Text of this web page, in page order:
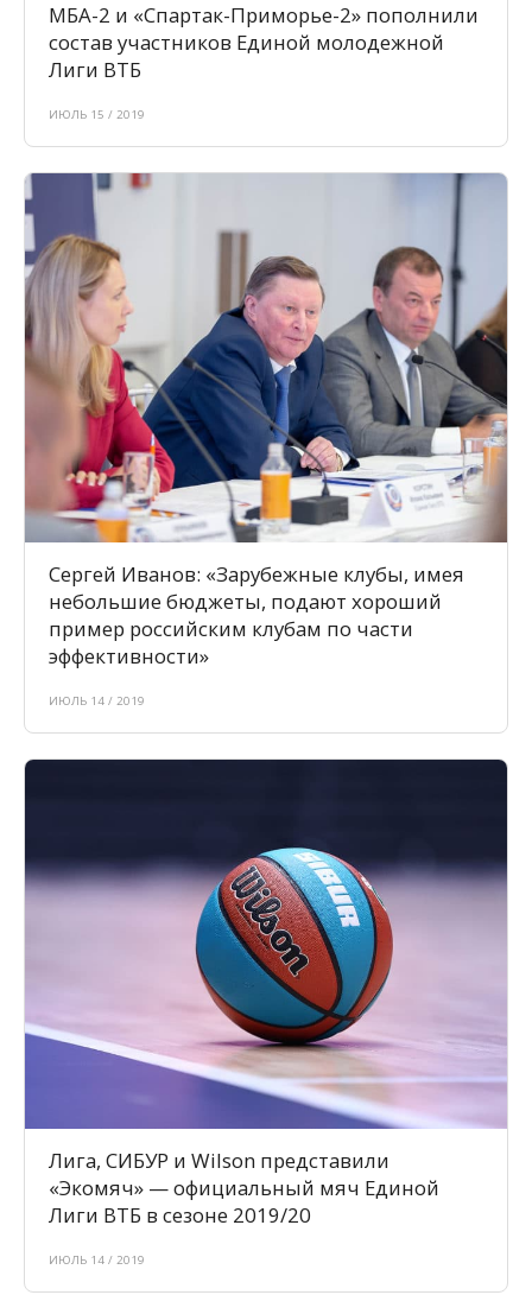
МБА-2 и «Спартак-Приморье-2» пополнили
состав участников Единой молодежной
Лиги ВТБ
ИЮЛЬ 15 / 2019
Сергей Иванов: «Зарубежные клубы, имея
небольшие бюджеты, подают хороший
пример российским клубам по части
эффективности»
ИЮЛЬ 14 / 2019
Лига, СИБУР и Wilson представили
«Экомяч» — официальный мяч Единой
Лиги ВТБ в сезоне 2019/20
ИЮЛЬ 14 / 2019